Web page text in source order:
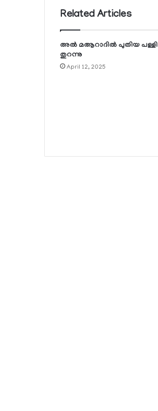
Related Articles
അല്‍ മആറാദില്‍ പുതിയ പള്ളി
തുറന്നു
April 12, 2025